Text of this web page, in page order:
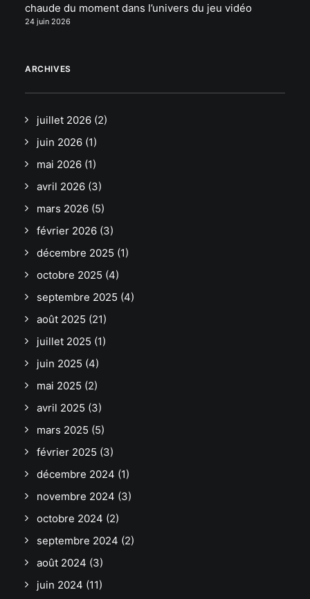
chaude du moment dans l’univers du jeu vidéo
24 juin 2026
ARCHIVES
juillet 2026 (2)
juin 2026 (1)
mai 2026 (1)
avril 2026 (3)
mars 2026 (5)
février 2026 (3)
décembre 2025 (1)
octobre 2025 (4)
septembre 2025 (4)
août 2025 (21)
juillet 2025 (1)
juin 2025 (4)
mai 2025 (2)
avril 2025 (3)
mars 2025 (5)
février 2025 (3)
décembre 2024 (1)
novembre 2024 (3)
octobre 2024 (2)
septembre 2024 (2)
août 2024 (3)
juin 2024 (11)